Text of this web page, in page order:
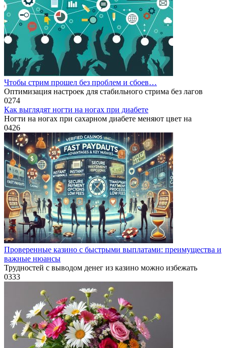
Чтобы стрим прошел без проблем и сбоев…
Оптимизация настроек для стабильного стрима без лагов
0274
Как выглядят ногти на ногах при диабете
Ногти на ногах при сахарном диабете меняют цвет на
0426
Проверенные казино с быстрыми выплатами: преимущества и
важные нюансы
Трудностей с выводом денег из казино можно избежать
0333